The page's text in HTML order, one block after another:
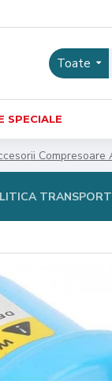
Toate
SPECIALE
Compresoare
TRANSPORT